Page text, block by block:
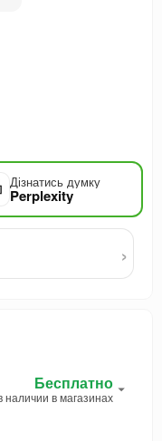
Дізнатись думку
Perplexity
›
Бесплатно
наличии в магазинах